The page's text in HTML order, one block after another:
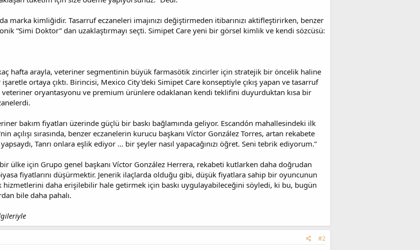
marka kimliğidir. Tasarruf eczaneleri imajınızı değiştirmeden itibarınızı aktifleştirirken, benzer
“Simi Doktor” dan uzaklaştırmayı seçti. Simipet Care yeni bir görsel kimlik ve kendi sözcüsü:
hafta arayla, veteriner segmentinin büyük farmasötik zincirler için stratejik bir öncelik haline
ortaya çıktı. Birincisi, Mexico City'deki Simipet Care konseptiyle çıkış yapan ve tasarruf
veteriner oryantasyonu ve premium ürünlere odaklanan kendi teklifini duyurduktan kısa bir
bakım fiyatları üzerinde güçlü bir baskı bağlamında geliyor. Escandón mahallesindeki ilk
açılışı sırasında, benzer eczanelerin kurucu başkanı Víctor González Torres, artan rekabete
Tanrı onlara eşlik ediyor … bir şeyler nasıl yapacağınızı öğret. Seni tebrik ediyorum.”
ülke için Grupo genel başkanı Víctor González Herrera, rekabeti kutlarken daha doğrudan
fiyatlarını düşürmektir. Jenerik ilaçlarda olduğu gibi, düşük fiyatlara sahip bir oyuncunun
hizmetlerini daha erişilebilir hale getirmek için baskı uygulayabileceğini söyledi, ki bu, bugün
bile daha pahalı.
#2